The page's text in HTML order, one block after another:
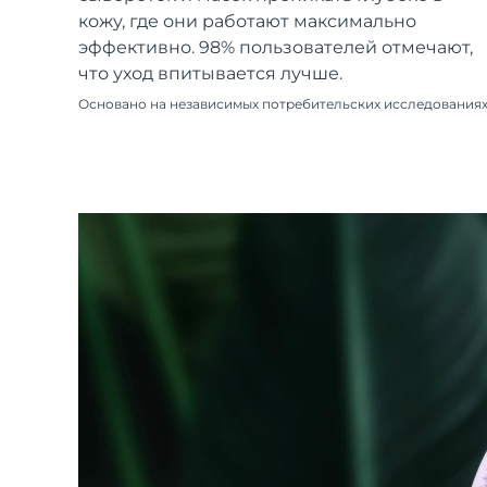
кожу, где они работают максимально
эффективно. 98% пользователей отмечают,
что уход впитывается лучше.
Основано на независимых потребительских исследованиях
All acne treatment devices
All revitalizing eye massagers
Уход KIWI™
Advanced pore care essentials
Serum
For healthy hair
issa™ Teeth Whitening Gel
18% PAP
Косметика Для мужчин